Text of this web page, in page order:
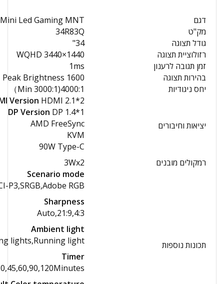
דגם
Led Gaming MNT
מק"ט
34R83Q
גודל תצוגה
34"
רזולוציית תצוגה
WQHD 3440×1440
זמן תגובה לרענון
1ms
בהירות תצוגה
1600 Peak Brightness
יחס ניגודיות
4000:1(Min 3000:1）
יציאות וחיבורים
Version HDMI 2.1*2
DP Version DP 1.4*1
AMD FreeSync
KVM
90W Type-C
רמקולים מובנים
3Wx2
תכונות נוספות
Scenario mode
P3,SRGB,Adobe RGB
Sharpness
Auto,21:9,4:3
Ambient light
lights,Running light
Timer